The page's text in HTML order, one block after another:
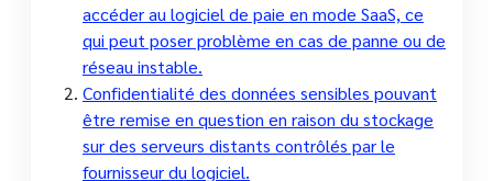
accéder au logiciel de paie en mode SaaS, ce
qui peut poser problème en cas de panne ou de
réseau instable.
Confidentialité des données sensibles pouvant
être remise en question en raison du stockage
sur des serveurs distants contrôlés par le
fournisseur du logiciel.